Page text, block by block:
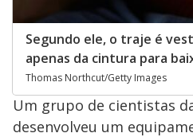
Segundo ele, o traje é
apenas da cintura para
Thomas Northcut/Getty Images
Um grupo de cientistas
desenvolveu um